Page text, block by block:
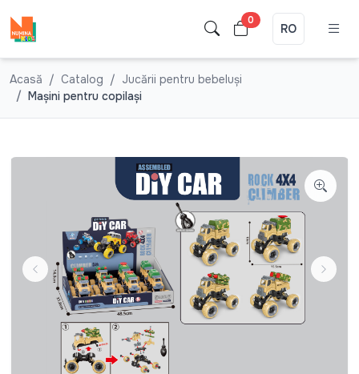
0
RO
Acasă Catalog
Jucării pentru bebeluşi
Mașini pentru copilași